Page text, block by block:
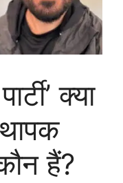
क्या
हैं?